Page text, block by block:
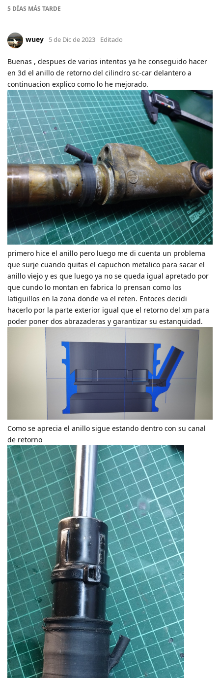
5 DÍAS MÁS TARDE
wuey 5 de Dic de 2023 Editado
Buenas , despues de varios intentos ya he conseguido hacer
en 3d el anillo de retorno del cilindro sc-car delantero a
continuacion explico como lo he mejorado.
primero hice el anillo pero luego me di cuenta un problema
que surje cuando quitas el capuchon metalico para sacar el
anillo viejo y es que luego ya no se queda igual apretado por
que cundo lo montan en fabrica lo prensan como los
latiguillos en la zona donde va el reten. Entoces decidi
hacerlo por la parte exterior igual que el retorno del xm para
poder poner dos abrazaderas y garantizar su estanquidad.
Como se aprecia el anillo sigue estando dentro con su canal
de retorno